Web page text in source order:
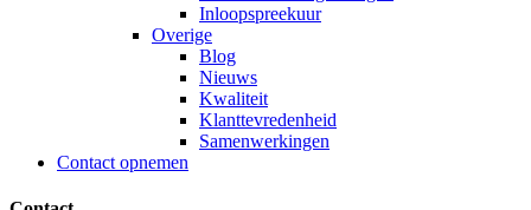
Inloopspreekuur
Overige
Blog
Nieuws
Kwaliteit
Klanttevredenheid
Samenwerkingen
Contact opnemen